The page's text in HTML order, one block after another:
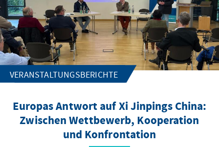
VERANSTALTUNGSBERICHTE
Europas Antwort auf Xi Jinpings China:
Zwischen Wettbewerb, Kooperation
und Konfrontation